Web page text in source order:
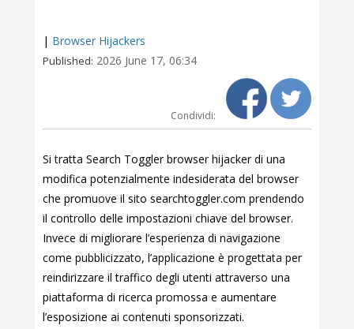
| Browser Hijackers
Published: 2026 June 17, 06:34
Condividi:
Si tratta Search Toggler browser hijacker di una
modifica potenzialmente indesiderata del browser
che promuove il sito searchtoggler.com prendendo
il controllo delle impostazioni chiave del browser.
Invece di migliorare l’esperienza di navigazione
come pubblicizzato, l’applicazione è progettata per
reindirizzare il traffico degli utenti attraverso una
piattaforma di ricerca promossa e aumentare
l’esposizione ai contenuti sponsorizzati.